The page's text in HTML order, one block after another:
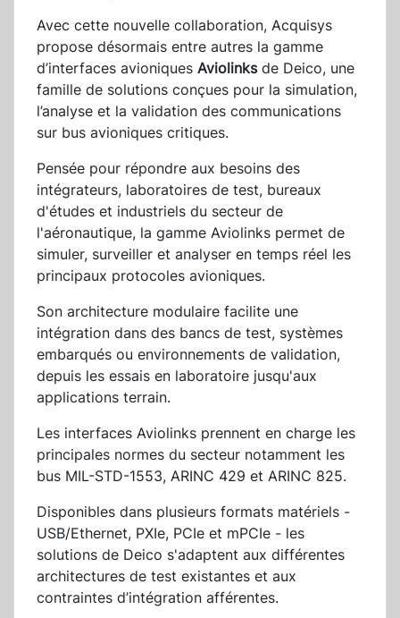
Avec cette nouvelle collaboration, Acquisys
propose désormais entre autres la gamme
d’interfaces avioniques Aviolinksde Deico, une
famille de solutions conçues pour la simulation,
l’analyse et la validation des communications
sur bus avioniques critiques.
Pensée pour répondre aux besoins des
intégrateurs, laboratoires de test, bureaux
d'études et industriels du secteur de
l'aéronautique, la gamme Aviolinks permet de
simuler, surveiller et analyser en temps réel les
principaux protocoles avioniques.
Son architecture modulaire facilite une
intégration dans des bancs de test, systèmes
embarqués ou environnements de validation,
depuis les essais en laboratoire jusqu'aux
applications terrain.
Les interfaces Aviolinks prennent en charge les
principales normes du secteur notamment les
bus MIL-STD-1553, ARINC 429 et ARINC 825.
Disponibles dans plusieurs formats matériels -
USB/Ethernet, PXIe, PCIe et mPCIe - les
solutions de Deico s'adaptent aux différentes
architectures de test existantes et aux
contraintes d’intégration afférentes.